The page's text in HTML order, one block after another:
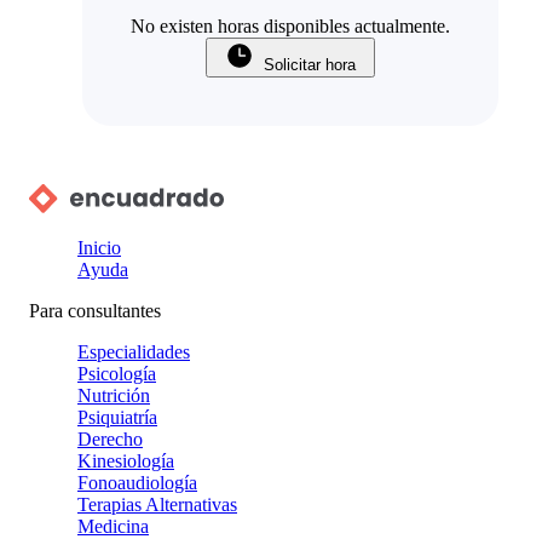
No existen horas disponibles actualmente.
Solicitar hora
Inicio
Ayuda
Para consultantes
Especialidades
Psicología
Nutrición
Psiquiatría
Derecho
Kinesiología
Fonoaudiología
Terapias Alternativas
Medicina